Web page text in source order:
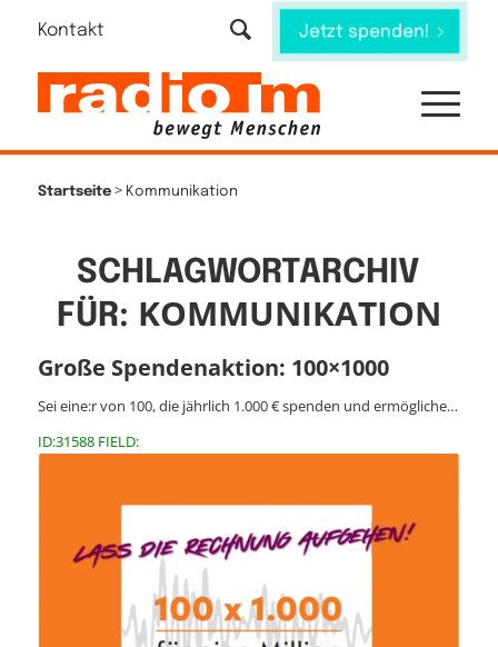
Kontakt Jetzt spenden!
Startseite> Kommunikation
SCHLAGWORTARCHIV
FÜR: KOMMUNIKATION
Große Spendenaktion: 100×1000
Sei eine:r von 100, die jährlich 1.000 € spenden und ermögliche…
ID:31588 FIELD: